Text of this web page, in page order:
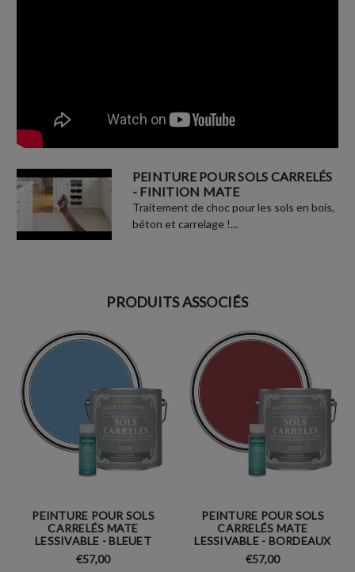
PEINTURE POUR SOLS CARRELÉS
- FINITION MATE
Traitement de choc pour les sols en bois,
béton et carrelage !...
PRODUITS ASSOCIÉS
PEINTURE POUR SOLS
CARRELÉS MATE
LESSIVABLE - BLEUET
€57,00
PEINTURE POUR SOLS
CARRELÉS MATE
LESSIVABLE - BORDEAUX
€57,00